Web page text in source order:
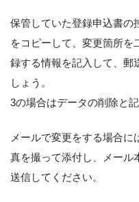
保管していた登録申込書の
をコピーして、変更箇所を
録する情報を記入して、郵
しょう。
3の場合はデータの削除と記
メールで変更をする場合に
真を撮って添付し、メール
送信してください。